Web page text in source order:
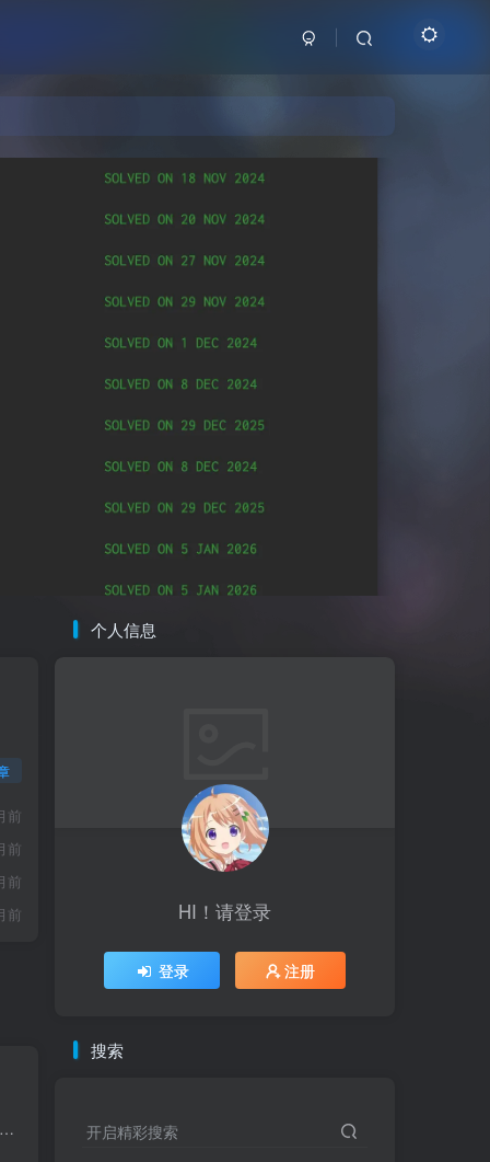
前
前
前
前
题目信息 题目名称: SEAL 911 作者: 3doc 难度: 高级 类型: EVM 预编译合约利用 题目描述 You barely manage to get off bed as your phone rings. It's THAT ringtone: there's a call for you...
个人信息
HI！请登录
登录 注册
搜索
开启精彩搜索